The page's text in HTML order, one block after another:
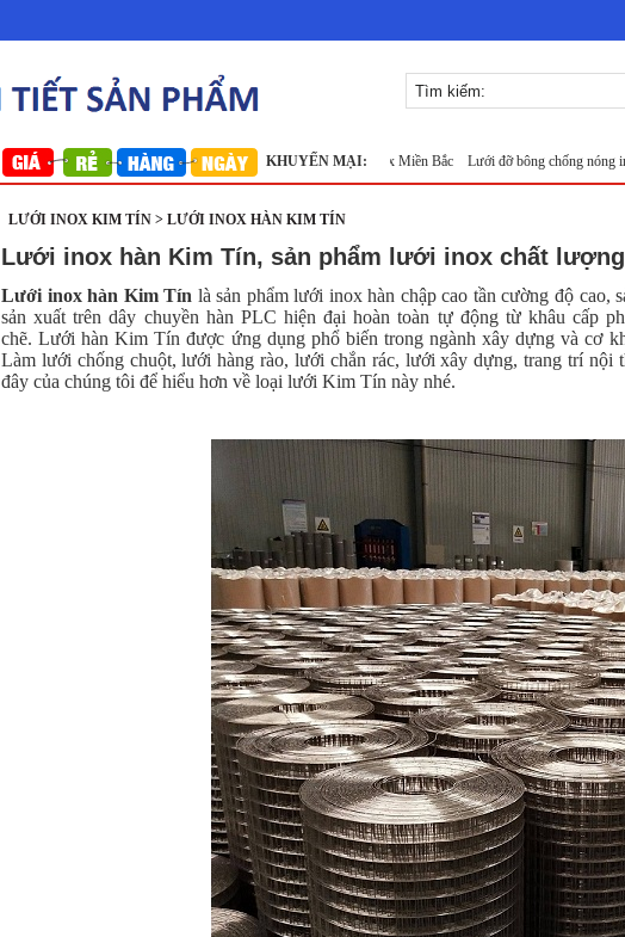
KHUYẾN MẠI:
Nhôm bảo ôn cuộn mỏng A1050 Lưới inox 304 Lưới inox Miền Bắc Lưới đỡ bông chống nóng
LƯỚI INOX KIM TÍN > LƯỚI INOX HÀN KIM TÍN
Lưới inox hàn Kim Tín, sản phẩm lưới inox chất
Lưới inox hàn Kim Tín là sản phẩm lưới inox hàn chập cao tần cường độ
sản xuất trên dây chuyền hàn PLC hiện đại hoàn toàn tự động từ khâu cấp
chẽ. Lưới hàn Kim Tín được ứng dụng phổ biến trong ngành xây dựng và cơ
Làm lưới chống chuột, lưới hàng rào, lưới chắn rác, lưới xây dựng, trang trí nội
đây của chúng tôi để hiểu hơn về loại lưới Kim Tín này nhé.